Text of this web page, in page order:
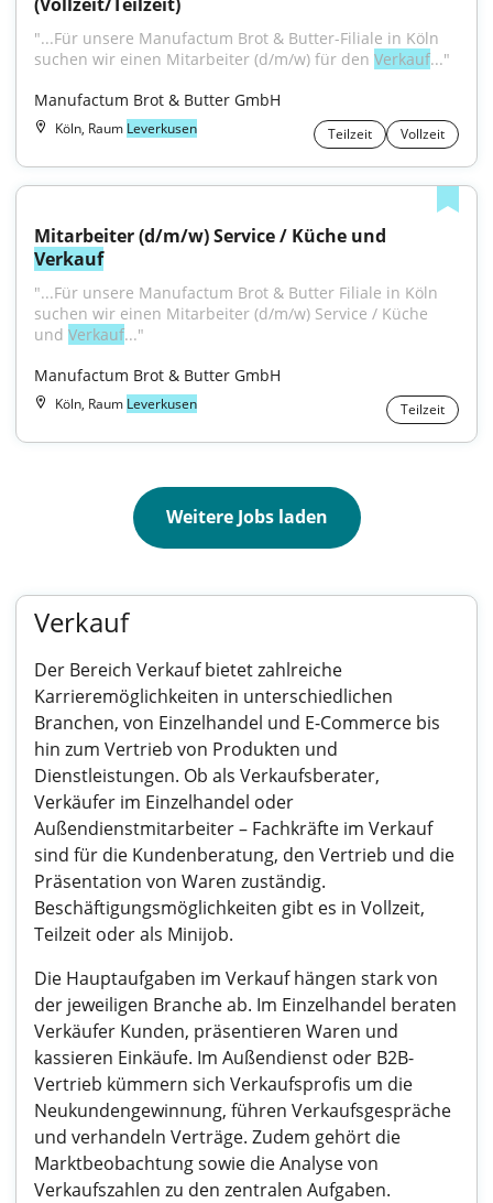
"...Für unsere Manufactum Brot & Butter-Filiale in Köln
suchen wir einen Mitarbeiter (d/m/w) für den Verkauf..."
Manufactum Brot & Butter GmbH
Köln, Raum Leverkusen Teilzeit Vollzeit
Verkauf
"...Für unsere Manufactum Brot & Butter Filiale in Köln
suchen wir einen Mitarbeiter (d/m/w) Service / Küche
und Verkauf..."
Manufactum Brot & Butter GmbH
Köln, Raum Leverkusen Teilzeit
Weitere Jobs laden
Verkauf
Der Bereich Verkauf bietet zahlreiche
Karrieremöglichkeiten in unterschiedlichen
Branchen, von Einzelhandel und E-Commerce bis
hin zum Vertrieb von Produkten und
Dienstleistungen. Ob als Verkaufsberater,
Verkäufer im Einzelhandel oder
Außendienstmitarbeiter – Fachkräfte im Verkauf
sind für die Kundenberatung, den Vertrieb und die
Präsentation von Waren zuständig.
Beschäftigungsmöglichkeiten gibt es in Vollzeit,
Teilzeit oder als Minijob.
Die Hauptaufgaben im Verkauf hängen stark von
der jeweiligen Branche ab. Im Einzelhandel beraten
Verkäufer Kunden, präsentieren Waren und
kassieren Einkäufe. Im Außendienst oder B2B-
Vertrieb kümmern sich Verkaufsprofis um die
Neukundengewinnung, führen Verkaufsgespräche
und verhandeln Verträge. Zudem gehört die
Marktbeobachtung sowie die Analyse von
Verkaufszahlen zu den zentralen Aufgaben.